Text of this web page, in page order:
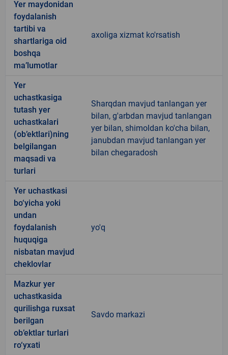
Yer maydonidan
foydalanish
tartibi va
shartlariga oid
boshqa
ma’lumotlar
axoliga xizmat ko'rsatish
Yer
uchastkasiga
tutash yer
uchastkalari
(ob’ektlari)ning
belgilangan
maqsadi va
turlari
Sharqdan mavjud tanlangan yer
bilan, g'arbdan mavjud tanlangan
yer bilan, shimoldan ko'cha bilan,
janubdan mavjud tanlangan yer
bilan chegaradosh
Yer uchastkasi
bo‘yicha yoki
undan
foydalanish
huquqiga
nisbatan mavjud
cheklovlar
yo'q
Mazkur yer
uchastkasida
qurilishga ruxsat
berilgan
ob’ektlar turlari
ro‘yxati
Savdo markazi